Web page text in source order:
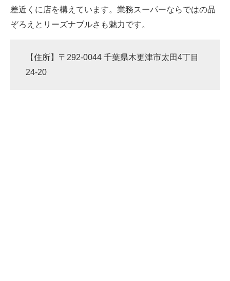
差近くに店を構えています。業務スーパーならではの品
ぞろえとリーズナブルさも魅力です。
【住所】〒292-0044 千葉県木更津市太田4丁目
24-20